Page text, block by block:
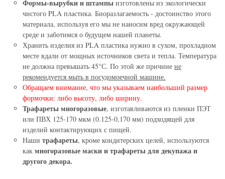
Формы-вырубки и штампы изготовлены из экологически
чистого PLA пластика. Биоразлагаемость - достоинство этого
материала, используя его мы не наносим вред окружающей
среде и заботимся о будущем нашей планеты.
Хранить изделия из PLA пластика нужно в сухом, прохладном
месте вдали от мощных источников света и тепла. Температура
не должна превышать 45°С. По этой же причине не
рекомендуется мыть в посудомоечной машине.
Обращаем внимание, что мы указываем наибольший размер
формочки: либо высоту, либо ширину.
Трафареты многоразовые, изготавливаются из пленки ПЭТ
или ПВХ 125-170 мкм (0.125-0,170 мм) подходящей для
изделий контактирующих с пищей.
Наши трафареты, кроме кондитерских целей, используются
как многоразовые маски и трафареты для декупажа и
другого декора.